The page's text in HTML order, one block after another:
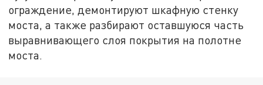
ограждение, демонтируют шкафную стенку
моста, а также разбирают оставшуюся часть
выравнивающего слоя покрытия на полотне
моста.